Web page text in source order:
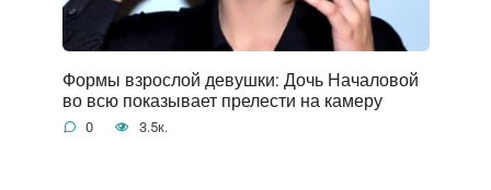
Формы взрослой девушки: Дочь Началовой
во всю показывает прелести на камеру
0 3.5к.